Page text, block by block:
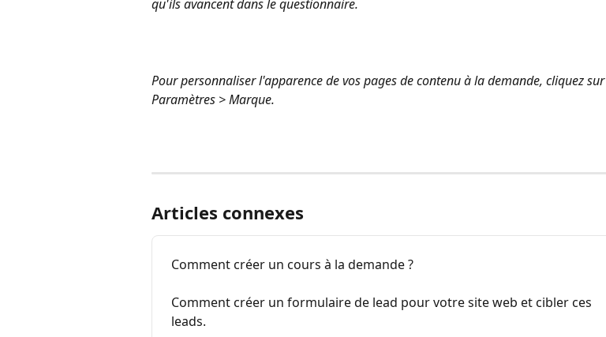
qu'ils avancent dans le questionnaire.
Pour personnaliser l'apparence de vos pages de contenu à la demande, cliquez sur
Paramètres > Marque.
Articles connexes
Comment créer un cours à la demande ?
Comment créer un formulaire de lead pour votre site web et cibler ces
leads.